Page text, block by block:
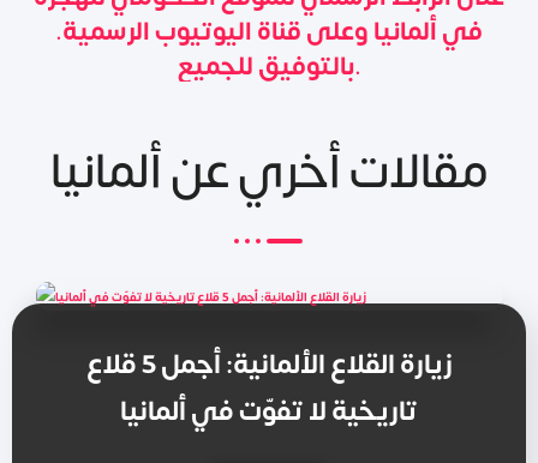
في ألمانيا وعلى قناة اليوتيوب الرسمية.
بالتوفيق للجميع.
مقالات أخري عن ألمانيا
زيارة القلاع الألمانية: أجمل 5 قلاع
تاريخية لا تفوّت في ألمانيا